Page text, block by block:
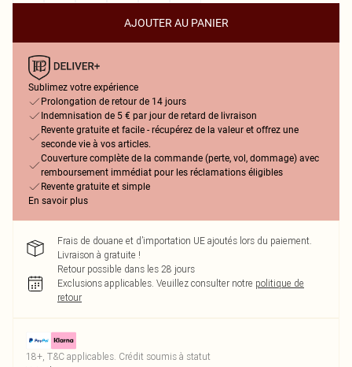
AJOUTER AU PANIER
Sublimez votre expérience
Prolongation de retour de 14 jours
Indemnisation de 5 € par jour de retard de livraison
Revente gratuite et facile - récupérez de la valeur et offrez une
seconde vie à vos articles.
Couverture complète de la commande (perte, vol, dommage) avec
remboursement immédiat pour les réclamations éligibles
Revente gratuite et simple
En savoir plus
Frais de douane et d’importation UE ajoutés lors du paiement.
Livraison à gratuite !
Retour possible dans les 28 jours
Exclusions applicables. Veuillez consulter notre politique de
retour
18+, T&C applicables. Crédit soumis à statut